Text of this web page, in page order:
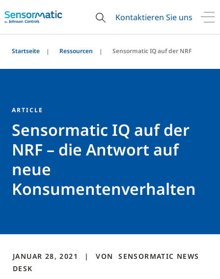
Kontaktieren Sie uns
Startseite Ressourcen Sensormatic IQ auf der NRF
ARTICLE
Sensormatic IQ auf der
NRF – die Antwort auf
neue
Konsumentenverhalten
JANUAR 28, 2021 VON
SENSORMATIC NEWS
DESK